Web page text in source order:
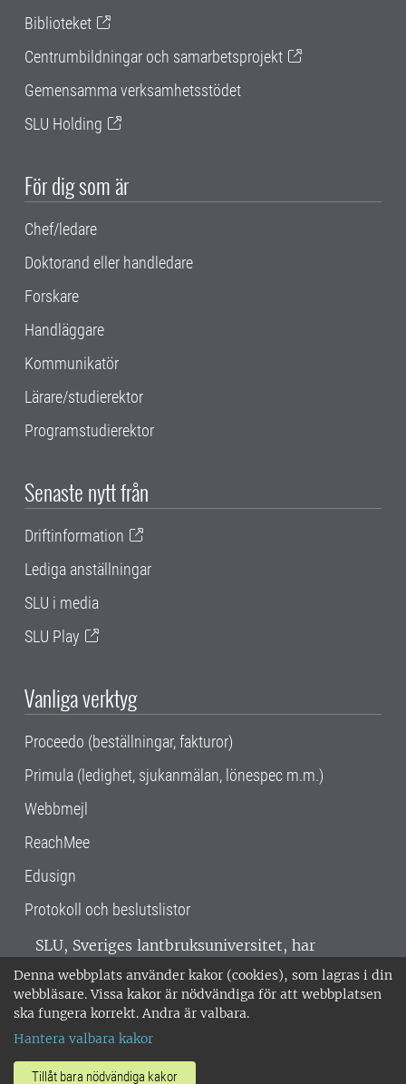
Denna webbplats använder kakor (cookies), som lagras i din
webbläsare. Vissa kakor är nödvändiga för att webbplatsen
ska fungera korrekt. Andra är valbara.
Hantera valbara kakor
Tillåt bara nödvändiga kakor
Biblioteket
Centrumbildningar och samarbetsprojekt
Gemensamma verksamhetsstödet
SLU Holding
För dig som är
Chef/ledare
Doktorand eller handledare
Forskare
Handläggare
Kommunikatör
Lärare/studierektor
Programstudierektor
Senaste nytt från
Driftinformation
Lediga anställningar
SLU i media
SLU Play
Vanliga verktyg
Proceedo (beställningar, fakturor)
Primula (ledighet, sjukanmälan, lönespec m.m.)
Webbmejl
ReachMee
Edusign
Protokoll och beslutslistor
SLU, Sveriges lantbruksuniversitet, har
verksamhet över hela Sverige. Huvudorter är
Alnarp, Uppsala och Umeå.SLU är
miljöcertifierat enligt ISO 14001. •
018-67 10 00 • Org nr: 202100-2817 •
Om SLU:s webbplatser